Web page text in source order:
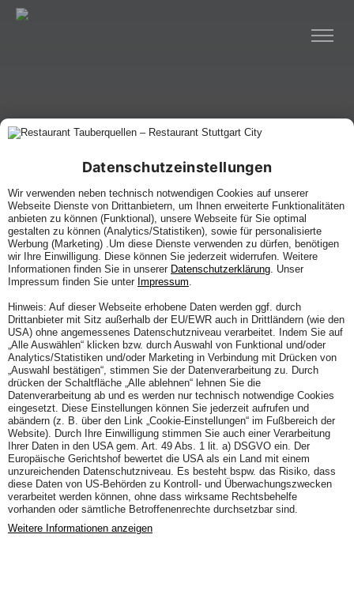
Datenschutzeinstellungen
Wir verwenden neben technisch notwendigen Cookies auf unserer
Webseite Dienste von Drittanbietern, um Ihnen erweiterte Funktionalitäten
anbieten zu können (Funktional), unsere Webseite für Sie optimal
gestalten zu können (Analytics/Statistiken), sowie für personalisierte
Werbung (Marketing) .Um diese Dienste verwenden zu dürfen, benötigen
wir Ihre Einwilligung. Diese können Sie jederzeit widerrufen. Weitere
Informationen finden Sie in unserer Datenschutzerklärung. Unser
Impressum finden Sie unter Impressum.
Hinweis: Auf dieser Webseite erhobene Daten werden ggf. durch
Drittanbieter mit Sitz außerhalb der EU/EWR auch in Drittländern (wie den
USA) ohne angemessenes Datenschutzniveau verarbeitet. Indem Sie auf
„Alle Auswählen“ klicken bzw. durch Auswahl von Funktional und/oder
Analytics/Statistiken und/oder Marketing in Verbindung mit Drücken von
„Auswahl bestätigen“, stimmen Sie der Datenverarbeitung zu. Durch
drücken der Schaltfläche „Alle ablehnen“ lehnen Sie die
Datenverarbeitung ab und es werden nur technisch notwendige Cookies
eingesetzt. Diese Einstellungen können Sie jederzeit aufrufen und
abändern (z. B. über den Link „Cookie-Einstellungen“ im Fußbereich der
Website). Durch Ihre Einwilligung stimmen Sie auch einer Verarbeitung
Ihrer Daten in den USA gem. Art. 49 Abs. 1 lit. a) DSGVO ein. Der
Europäische Gerichtshof bewertet die USA als ein Land mit einem
unzureichenden Datenschutzniveau. Es besteht bspw. das Risiko, dass
diese Daten von US-Behörden zu Kontroll- und Überwachungszwecken
verarbeitet werden können, ohne dass wirksame Rechtsbehelfe
vorhanden oder sämtliche Betroffenenrechte durchsetzbar sind.
Weitere Informationen anzeigen